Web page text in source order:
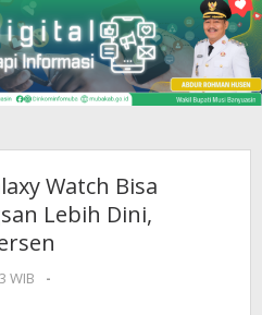
Watch Bisa
Lebih Dini,
WIB
by
-